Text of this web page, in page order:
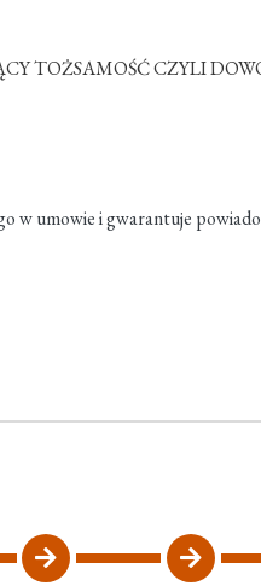
TOŻSAMOŚĆ CZYLI
w umowie i gwarantuje